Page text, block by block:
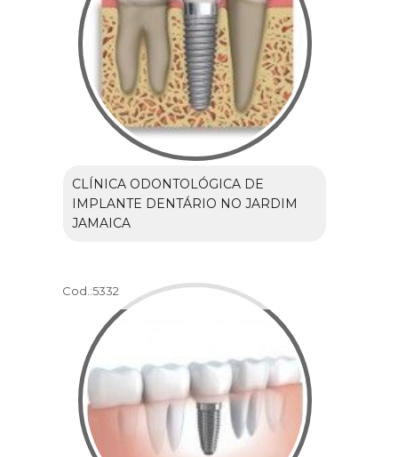
CLÍNICA ODONTOLÓGICA DE
IMPLANTE DENTÁRIO NO JARDIM
JAMAICA
Cod.:5332